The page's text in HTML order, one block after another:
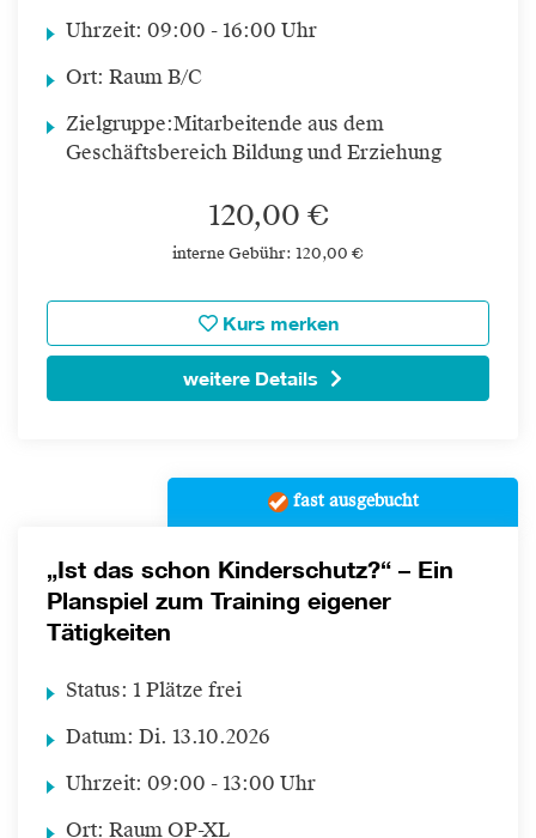
Uhrzeit: 09:00 - 16:00 Uhr
Ort: Raum B/C
Zielgruppe:Mitarbeitende aus dem
Geschäftsbereich Bildung und Erziehung
120,00 €
interne Gebühr: 120,00 €
Kurs merken
weitere Details
fast ausgebucht
„Ist das schon Kinderschutz?“ – Ein
Planspiel zum Training eigener
Tätigkeiten
Status: 1 Plätze frei
Datum: Di. 13.10.2026
Uhrzeit: 09:00 - 13:00 Uhr
Ort: Raum OP-XL